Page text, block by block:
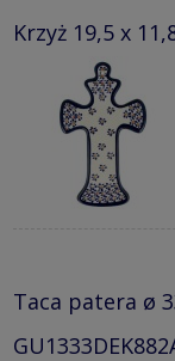
Krzyż 19,5 x
Taca patera ø